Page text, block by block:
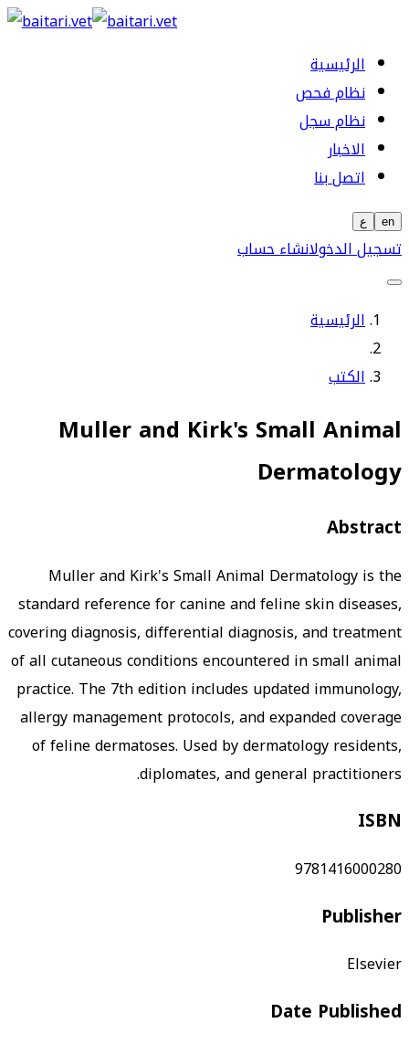
الرئيسية
نظام فحص
نظام سجل
الاخبار
اتصل بنا
en ع
تسجيل الدخولانشاء حساب
الرئيسية
الكتب
Muller and Kirk's Small Animal
Dermatology
Abstract
Muller and Kirk's Small Animal Dermatology is the
standard reference for canine and feline skin diseases,
covering diagnosis, differential diagnosis, and treatment
of all cutaneous conditions encountered in small animal
practice. The 7th edition includes updated immunology,
allergy management protocols, and expanded coverage
of feline dermatoses. Used by dermatology residents,
diplomates, and general practitioners.
ISBN
9781416000280
Publisher
Elsevier
Date Published